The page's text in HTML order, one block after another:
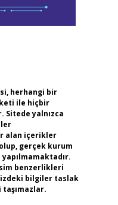
herhangi bir
ile hiçbir
Sitede yalnızca
alan içerikler
gerçek kurum
benzerlikleri
bilgiler taslak